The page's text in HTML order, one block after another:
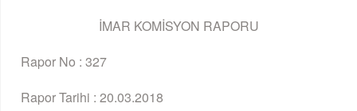
İMAR KOMİSYON RAPORU
Rapor No : 327
Rapor Tarihi : 20.03.2018